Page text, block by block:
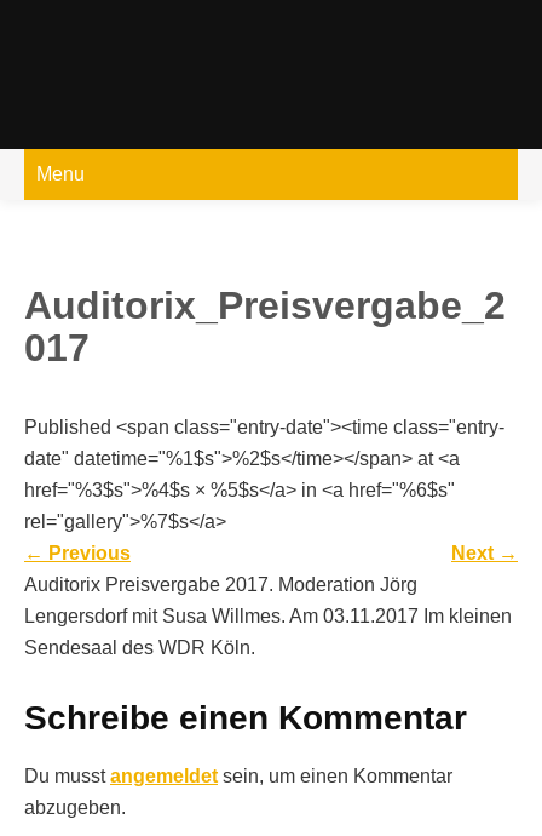
Menu
Auditorix_Preisvergabe_2
017
Published <span class="entry-date"><time class="entry-
date" datetime="%1$s">%2$s</time></span> at <a
href="%3$s">%4$s × %5$s</a> in <a href="%6$s"
rel="gallery">%7$s</a>
← Previous Next →
Auditorix Preisvergabe 2017. Moderation Jörg
Lengersdorf mit Susa Willmes. Am 03.11.2017 Im kleinen
Sendesaal des WDR Köln.
Schreibe einen Kommentar
Du musstangemeldet sein, um einen Kommentar
abzugeben.